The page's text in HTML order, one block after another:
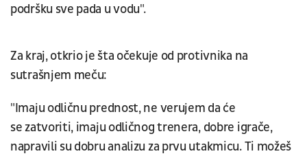
podršku sve pada u vodu".
Za kraj, otkrio je šta očekuje od protivnika na
sutrašnjem meču:
"Imaju odličnu prednost, ne verujem da će
se zatvoriti, imaju odličnog trenera, dobre igrače,
napravili su dobru analizu za prvu utakmicu. Ti možeš